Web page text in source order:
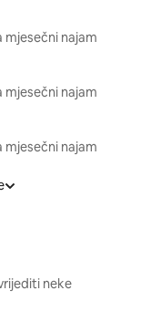
mjesečni najam
mjesečni najam
mjesečni najam
neke